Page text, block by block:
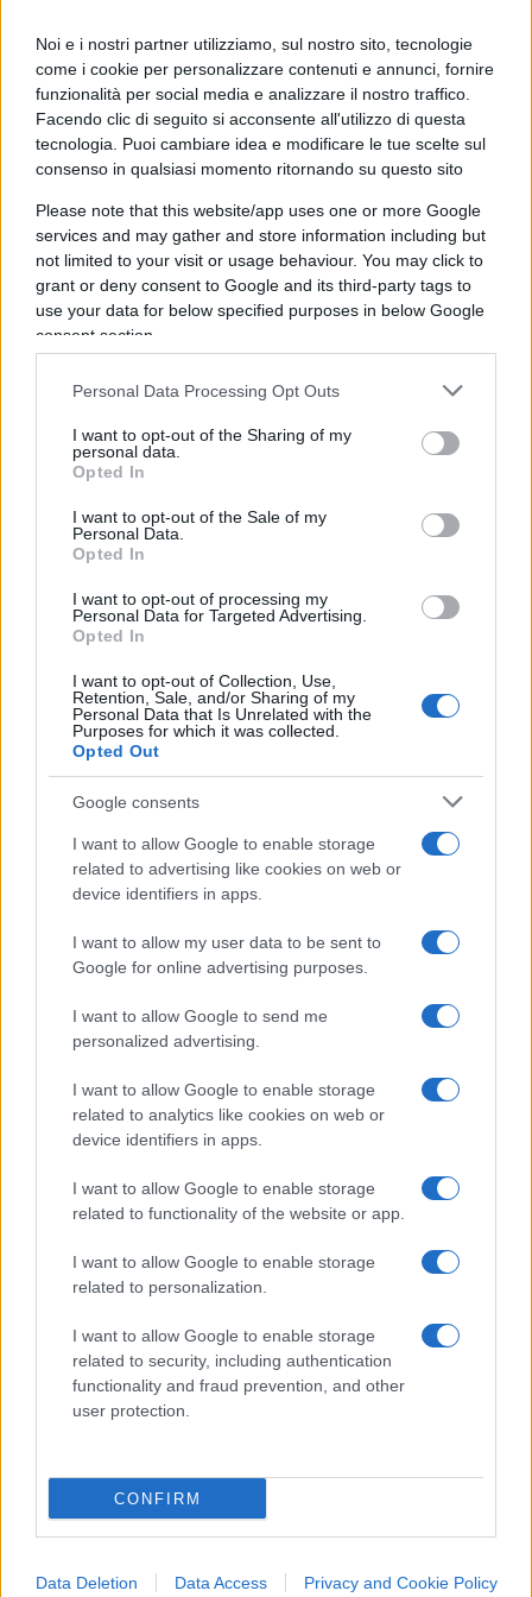
Noi e i nostri partner utilizziamo, sul nostro sito, tecnologie
come i cookie per personalizzare contenuti e annunci, fornire
funzionalità per social media e analizzare il nostro traffico.
Facendo clic di seguito si acconsente all'utilizzo di questa
tecnologia. Puoi cambiare idea e modificare le tue scelte sul
consenso in qualsiasi momento ritornando su questo sito
Please note that this website/app uses one or more Google
services and may gather and store information including but
not limited to your visit or usage behaviour. You may click to
grant or deny consent to Google and its third-party tags to
use your data for below specified purposes in below Google
consent section.
Personal Data Processing Opt Outs
I want to opt-out of the Sharing of my
personal data.
Opted In
I want to opt-out of the Sale of my
Personal Data.
Opted In
I want to opt-out of processing my
Personal Data for Targeted Advertising.
Opted In
I want to opt-out of Collection, Use,
Retention, Sale, and/or Sharing of my
Personal Data that Is Unrelated with the
Purposes for which it was collected.
Opted Out
Google consents
I want to allow Google to enable storage
related to advertising like cookies on web or
device identifiers in apps.
I want to allow my user data to be sent to
Google for online advertising purposes.
I want to allow Google to send me
personalized advertising.
I want to allow Google to enable storage
related to analytics like cookies on web or
device identifiers in apps.
I want to allow Google to enable storage
related to functionality of the website or app.
I want to allow Google to enable storage
related to personalization.
I want to allow Google to enable storage
related to security, including authentication
functionality and fraud prevention, and other
user protection.
CONFIRM
Data Deletion Data Access Privacy and Cookie Policy
la sinistra.
Ma attenzione, perché il clima si fa più cupo. Non
bastano più i tribunali. Si passa a forme di
violenza diretta. Pensiamo all’attentato a Trump
durante un comizio: un colpo d’arma da fuoco che
avrebbe potuto cambiare la storia. E la
drammatica vicenda di poche ore fa,l’assassinio
di Charlie Kirk , il volto giovane e di successo del
conservatorismo americano, una vera e propria
quelle della sinistra e di sfidare i compagni al
confronto dialettico.
Leggi anche:
Charlie Kirk, il peggio lo danno i media italiani
Domanda semplice: se fosse successo l’inverso,
se un politico progressista fosse stato preso di
mira da un conservatore squilibrato, cosa
avremmo letto oggi? “Il clima d’odio”, “La
responsabilità morale della destra”, “La deriva
violenta del populismo”. E invece? Silenzio.
Imbarazzo. Articoli a mezza voce. Perché
violenza, quando colpisce un conservatore,
sembra quasi giustificata .
Non illudiamoci che in Italia le cose vadano
volta che la sinistra ha perso il potere: si è
rifugiata nei palazzi della giustizia, nei talk show,
improvvisamente “la voce della Costituzione”. Gli
avversari politici vengono indagati, messi alla
gogna, delegittimati. E quando governa la destra?
È emergenza democratica. È allarme antifascismo.
È un urlo continuo contro una fantomatica “deriva
autoritaria”, che guarda caso, non si realizza mai.
Ecco il punto: la sinistra, quella vera, quella
concepisce che esistano idee diverse dalle sue. O
peggio, le considera pericolose. E allora fa di tutto
violenza verbale – e ormai anche fisica. Non sono